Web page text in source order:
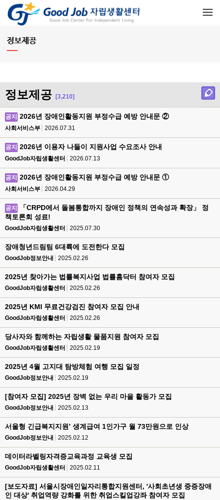
메뉴 건너뛰기
정보제공
정보제공 [3,210]
공지 2026년 장애인활동지원 부정수급 예방 안내문 ②
사회서비스부 2026.07.31
공지 2026년 이용자 나들이 지원사업 수요조사 안내
GoodJob자립생활센터 2026.07.13
공지 2026년 장애인활동지원 부정수급 예방 안내문 ①
사회서비스부 2026.04.29
공지
「CRPD에서 돌봄통합까지 장애인 정책의 연속성과 확장」 정
책토론회 성료!
GoodJob자립생활센터 2025.07.30
장애청년드림팀 6대륙에 도전한다 모집
GoodJob정보안내 2025.02.26
2025년 찾아가는 법률복지사업 법률홈닥터 참여자 모집
GoodJob자립생활센터 2025.02.26
2025년 KMI 무료건강검진 참여자 모집 안내
GoodJob자립생활센터 2025.02.26
당사자와 함께하는 자립생활 물품지원 참여자 모집
GoodJob자립생활센터 2025.02.19
2025년 4월 고지대 탐방체험 여행 모집 일정
GoodJob정보안내 2025.02.19
[참여자 모집] 2025년 장벽 없는 우리 마을 활동가 모집
GoodJob정보안내 2025.02.13
서울형 긴급복지지원’ 생계급여 1인가구 월 73만원으로 인상
GoodJob정보안내 2025.02.12
데이터라벨링자격증교육과정 교육생 모집
GoodJob자립생활센터 2025.02.11
[보도자료] 서울시장애인일자리통합지원센터, '사회초년생 중증장애
인 대상' 취업역량 강화를 위한 취업스킬업강좌 참여자 모집